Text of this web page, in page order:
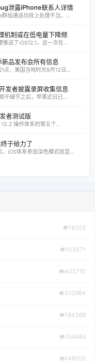
泄露iPhone联系人详情
组通话功效上处理不当，...
机制或在低电量下降频
送了iOS12.1，这一次在...
品发布会所有信息
点，美国当地时光9月12日...
发者披露录屏收集信息
干细节之后，苹果近日已...
者测试版
操作体系的第五个...
于给力了
iOS体系参加深色模式就显...
18353
103571
405710
310984
184388
154646
149705